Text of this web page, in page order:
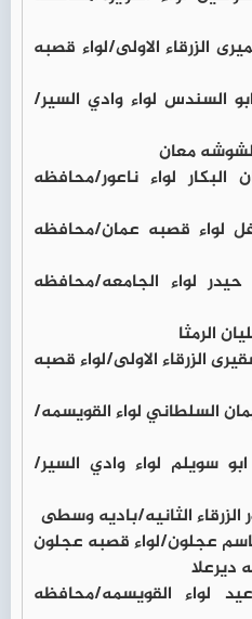
الزرقاء الاولى/لواء قصبه
السندس لواء وادي السير/
البكار لواء ناعور/محافظه
لواء قصبه عمان/محافظه
حيدر لواء الجامعه/محافظه
الزرقاء الاولى/لواء قصبه
السلطاني لواء القويسمه/
ابو سويلم لواء وادي السير/
عيد لواء القويسمه/محافظه